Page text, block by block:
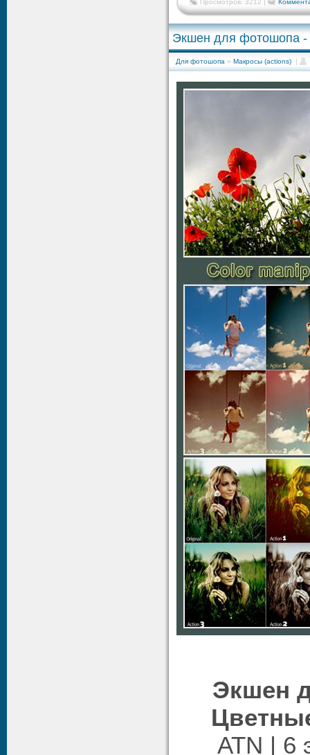
Просмотров: 3212 |
Экшен для фотошопа -
Для фотошопа » Макросы (actions) |
Экшен
ATN | 6